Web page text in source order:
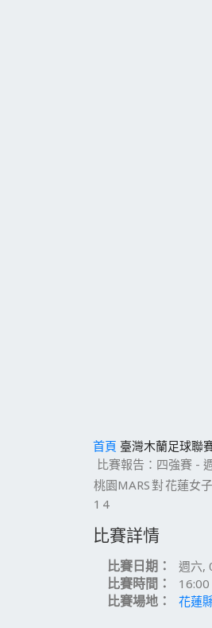
首頁 臺灣木蘭足球聯
比賽報告：四強賽 -
桃園MARS對花蓮女
1 4
比賽詳情
比賽日期： 週六,
比賽時間： 16:00
比賽場地： 花蓮